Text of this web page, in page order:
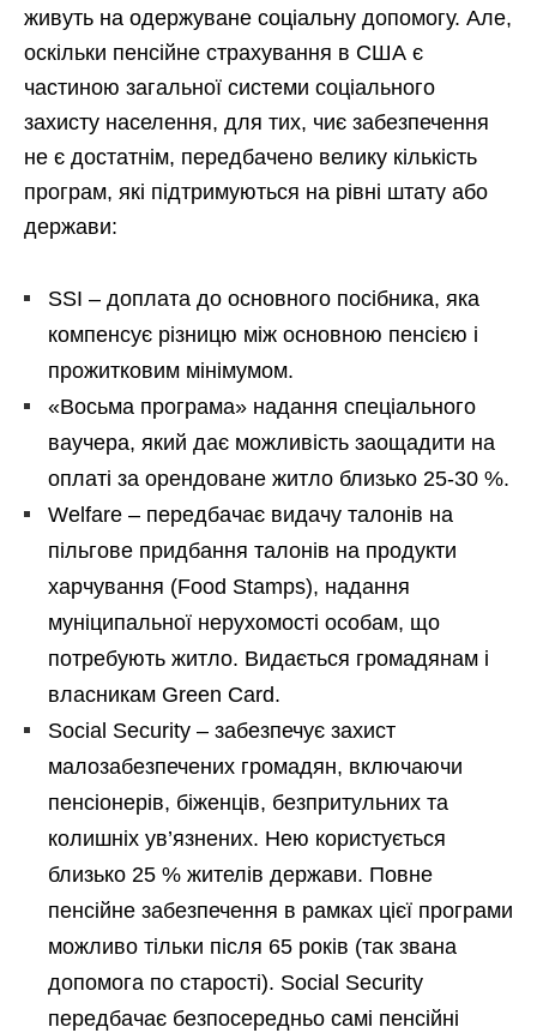
живуть на одержуване соціальну допомогу. Але,
оскільки пенсійне страхування в США є
частиною загальної системи соціального
захисту населення, для тих, чиє забезпечення
не є достатнім, передбачено велику кількість
програм, які підтримуються на рівні штату або
держави:
SSI – доплата до основного посібника, яка
компенсує різницю між основною пенсією і
прожитковим мінімумом.
«Восьма програма» надання спеціального
ваучера, який дає можливість заощадити на
оплаті за орендоване житло близько 25-30 %.
Welfare – передбачає видачу талонів на
пільгове придбання талонів на продукти
харчування (Food Stamps), надання
муніципальної нерухомості особам, що
потребують житло. Видається громадянам і
власникам Green Card.
Social Security – забезпечує захист
малозабезпечених громадян, включаючи
пенсіонерів, біженців, безпритульних та
колишніх ув’язнених. Нею користується
близько 25 % жителів держави. Повне
пенсійне забезпечення в рамках цієї програми
можливо тільки після 65 років (так звана
допомога по старості). Social Security
передбачає безпосередньо самі пенсійні